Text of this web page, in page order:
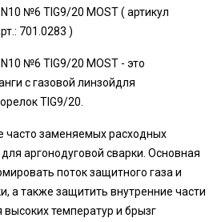
№6 TIG9/20 MOST ( артикул
701.0283 )
№6 TIG9/20 MOST - это
с газовой линзойдля
TIG9/20.
часто заменяемых расходных
аргонодуговой сварки. Основная
поток защитного газа и
а также защитить внутренние части
высоких температур и брызг